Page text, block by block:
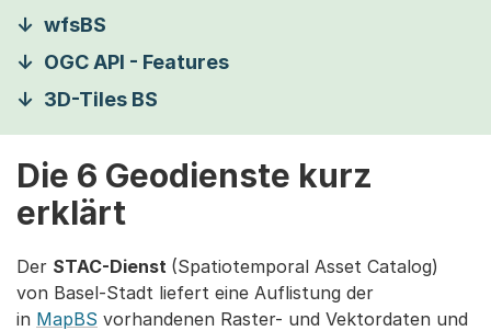
wfsBS
OGC API - Features
3D-Tiles BS
Die 6 Geodienste kurz
erklärt
Der STAC-Dienst (Spatiotemporal Asset Catalog)
von Basel-Stadt liefert eine Auflistung der
in MapBS vorhandenen Raster- und Vektordaten und